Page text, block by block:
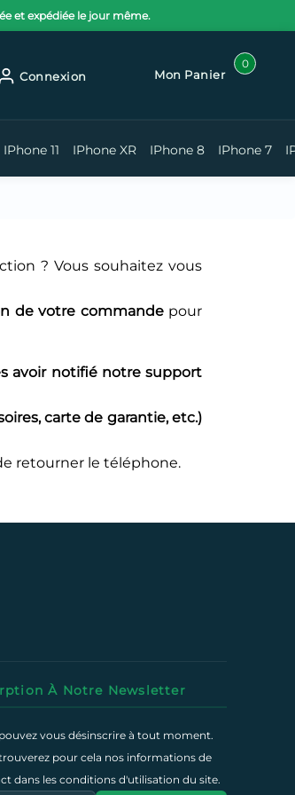
et expédiée le jour même.
Connexion Mon Panier
0
IPhone 11 IPhone XR IPhone 8 IPhone 7
? Vous souhaitez vous
de votre commandepour
avoir notifié notre support
carte de garantie, etc.)
retourner le téléphone.
À Notre Newsletter
vous désinscrire à tout moment.
pour cela nos informations de
dans les conditions d'utilisation du site.